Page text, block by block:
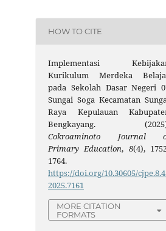
HOW TO CITE
Implementasi
Kurikulum Merdeka
pada Sekolah Dasar Negeri
Sungai Soga Kecamatan
Raya Kepulauan
Bengkayang.
Cokroaminoto Journal
Primary Education, 8(4),
1764.
https://doi.org/10.30605/
2025.7161
MORE CITATION
FORMATS